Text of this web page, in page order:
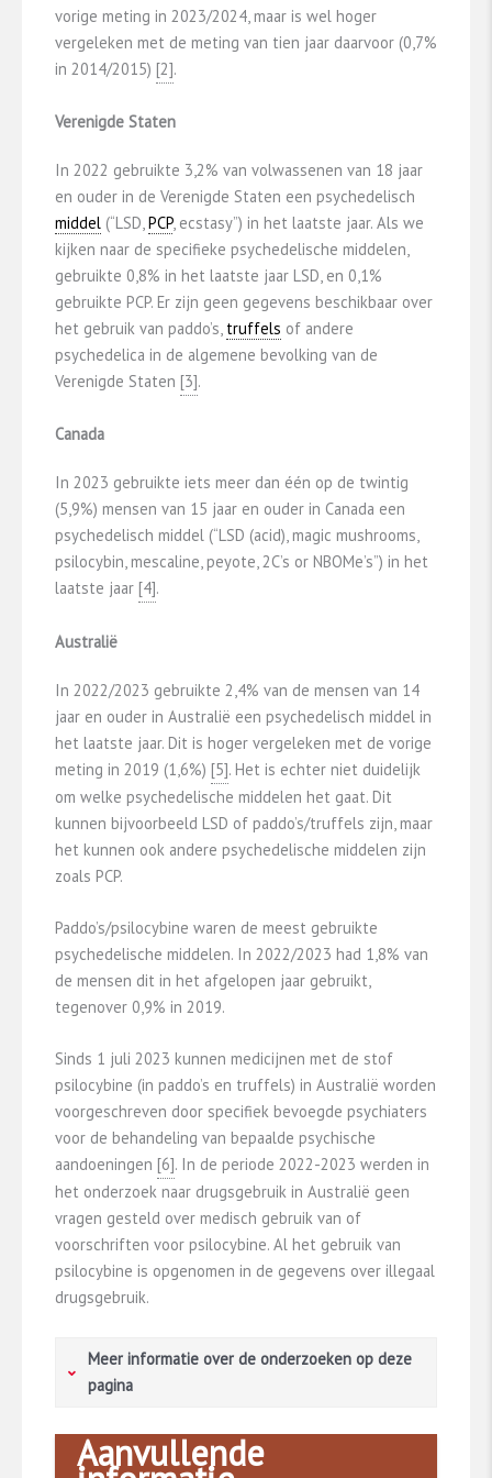
vorige meting in 2023/2024, maar is wel hoger
vergeleken met de meting van tien jaar daarvoor (0,7%
in 2014/2015) ​[2]​.
Verenigde Staten
In 2022 gebruikte 3,2% van volwassenen van 18 jaar
en ouder in de Verenigde Staten een psychedelisch
middel (“LSD,PCP, ecstasy”) in het laatste jaar. Als we
kijken naar de specifieke psychedelische middelen,
gebruikte 0,8% in het laatste jaar LSD, en 0,1%
gebruikte PCP. Er zijn geen gegevens beschikbaar over
het gebruik van paddo’s, truffels of andere
psychedelica in de algemene bevolking van de
Verenigde Staten ​[3]​.
Canada
In 2023 gebruikte iets meer dan één op de twintig
(5,9%) mensen van 15 jaar en ouder in Canada een
psychedelisch middel (“LSD (acid), magic mushrooms,
psilocybin, mescaline, peyote, 2C’s or NBOMe’s”) in het
laatste jaar ​[4]​.
Australië
In 2022/2023 gebruikte 2,4% van de mensen van 14
jaar en ouder in Australië een psychedelisch middel in
het laatste jaar. Dit is hoger vergeleken met de vorige
meting in 2019 (1,6%) ​[5]​. Het is echter niet duidelijk
om welke psychedelische middelen het gaat. Dit
kunnen bijvoorbeeld LSD of paddo’s/truffels zijn, maar
het kunnen ook andere psychedelische middelen zijn
zoals PCP.
Paddo’s/psilocybine waren de meest gebruikte
psychedelische middelen. In 2022/2023 had 1,8% van
de mensen dit in het afgelopen jaar gebruikt,
tegenover 0,9% in 2019.
Sinds 1 juli 2023 kunnen medicijnen met de stof
psilocybine (in paddo’s en truffels) in Australië worden
voorgeschreven door specifiek bevoegde psychiaters
voor de behandeling van bepaalde psychische
aandoeningen ​[6]​. In de periode 2022-2023 werden in
het onderzoek naar drugsgebruik in Australië geen
vragen gesteld over medisch gebruik van of
voorschriften voor psilocybine. Al het gebruik van
psilocybine is opgenomen in de gegevens over illegaal
drugsgebruik.
Meer informatie over de onderzoeken op deze
pagina
Vragenlijstonderzoeken in de algemene
bevolking
Aanvullende